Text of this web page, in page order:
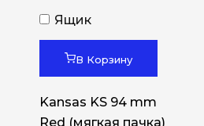
Ящик
В Корзину
Kansas KS 94 mm
Red (мягкая пачка)